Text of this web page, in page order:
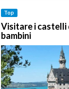
Top
Visitare i castelli
bambini